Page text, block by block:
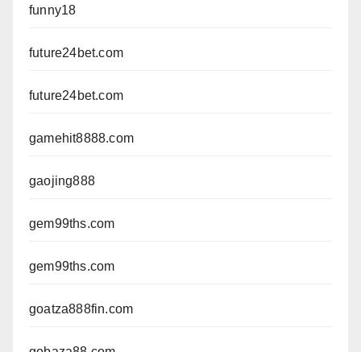
funny18
future24bet.com
future24bet.com
gamehit8888.com
gaojing888
gem99ths.com
gem99ths.com
goatza888fin.com